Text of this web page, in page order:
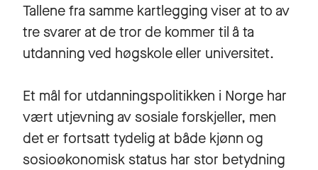
Tallene fra samme kartlegging viser at to av
tre svarer at de tror de kommer til å ta
utdanning ved høgskole eller universitet.
Et mål for utdanningspolitikken i Norge har
vært utjevning av sosiale forskjeller, men
det er fortsatt tydelig at både kjønn og
sosioøkonomisk status har stor betydning